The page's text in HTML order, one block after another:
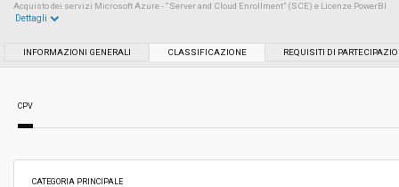
Acquisto dei servizi Microsoft Azure - “Server and Cloud Enrollment” (SCE) e Licenze PowerBI
Servizi sociali: No
Dettagli
INFORMAZIONI GENERALI CLASSIFICAZIONE REQUISITI DI
CPV
CATEGORIA PRINCIPALE